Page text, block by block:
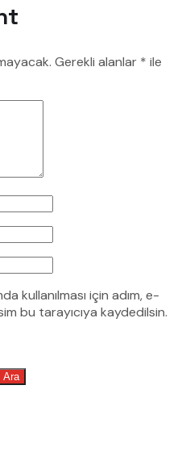
Gerekli alanlar * ile
kullanılması için adım, e-
bu tarayıcıya kaydedilsin.
Ara